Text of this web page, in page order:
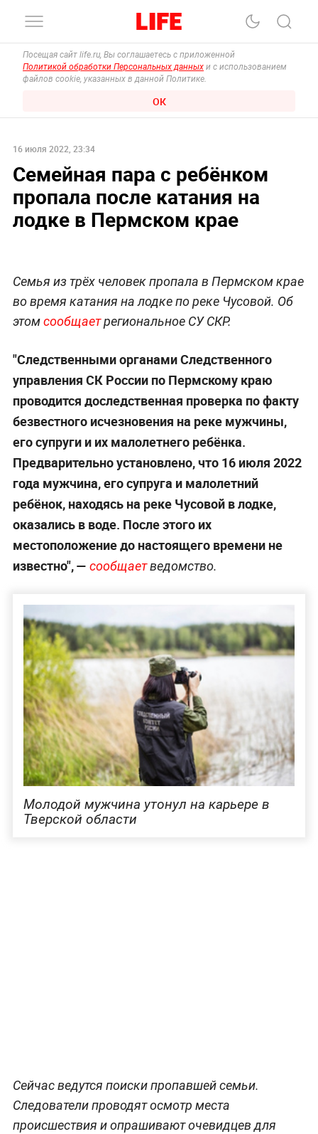
Посещая сайт life.ru, Вы соглашаетесь с приложенной
Политикой обработки Персональных данных и с использованием
файлов cookie, указанных в данной Политике.
ОК
16 июля 2022, 23:34
Семейная пара с ребёнком
пропала после катания на
лодке в Пермском крае
Семья из трёх человек пропала в Пермском крае
во время катания на лодке по реке Чусовой. Об
этомсообщаетрегиональное СУ СКР.
"Следственными органами Следственного
управления СК России по Пермскому краю
проводится доследственная проверка по факту
безвестного исчезновения на реке мужчины,
его супруги и их малолетнего ребёнка.
Предварительно установлено, что 16 июля 2022
года мужчина, его супруга и малолетний
ребёнок, находясь на реке Чусовой в лодке,
оказались в воде. После этого их
местоположение до настоящего времени не
известно", — сообщаетведомство.
Молодой мужчина утонул на карьере в
Тверской области
Сейчас ведутся поиски пропавшей семьи.
Следователи проводят осмотр места
происшествия и опрашивают очевидцев для